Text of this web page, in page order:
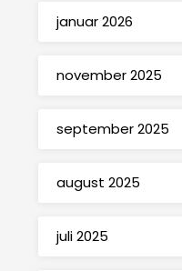
januar 2026
november 2025
september 2025
august 2025
juli 2025